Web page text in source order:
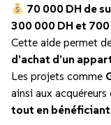
70 000 DH de
300 000 DH et
Cette aide permet
d’achat d’un
Les projets comme
ainsi aux
tout en